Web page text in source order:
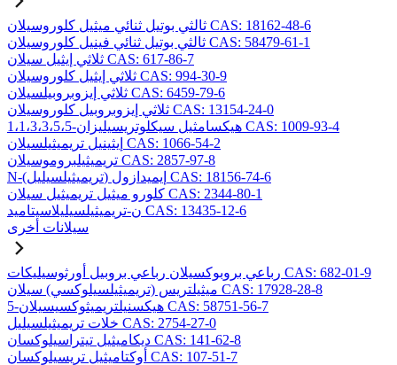
ثالثي بوتيل ثنائي ميثيل كلوروسيلان CAS: 18162-48-6
ثالثي بوتيل ثنائي فينيل كلوروسيلان CAS: 58479-61-1
ثلاثي إيثيل سيلان CAS: 617-86-7
ثلاثي إيثيل كلوروسيلان CAS: 994-30-9
ثلاثي إيزوبروبيلسيلان CAS: 6459-79-6
ثلاثي إيزوبروبيل كلوروسيلان CAS: 13154-24-0
1،1،3،3،5،5-هيكسامثيل سيكلوتريسيليزان CAS: 1009-93-4
إيثينيل تريميثيلسيلان CAS: 1066-54-2
تريميثيلبروموسيلان CAS: 2857-97-8
N-(تريميثيلسيليل) إيميدازول CAS: 18156-74-6
كلورو ميثيل تريميثيل سيلان CAS: 2344-80-1
ن-تريميثيلسيليلاسيتاميد CAS: 13435-12-6
سيلانات أخرى
رباعي بروبوكسيلان رباعي بروبيل أورثوسيليكات CAS: 682-01-9
ميثيلتريس (تريميثيلسيلوكسي) سيلان CAS: 17928-28-8
5-هيكسنيلتريميثوكسيسيلان CAS: 58751-56-7
خلات تريميثيلسيليل CAS: 2754-27-0
ديكاميثيل تيتراسيلوكسان CAS: 141-62-8
أوكتاميثيل تريسيلوكسان CAS: 107-51-7